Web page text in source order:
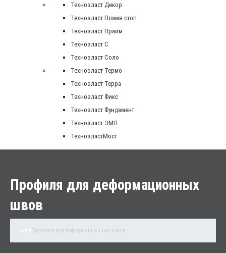
Техноэласт Декор
Техноэласт Пламя стоп
Техноэласт Прайм
Техноэласт С
Техноэласт Соло
Техноэласт Термо
Техноэласт Терра
Техноэласт Фикс
Техноэласт Фундамент
Техноэласт ЭМП
ТехноэластМост
Профиля для деформационных
швов
Профиля для деформационных швов